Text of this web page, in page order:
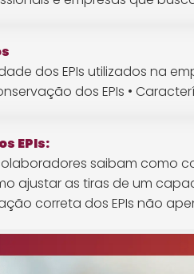
dos EPIs utilizados na
dos EPIs •
EPIs:
saibam como
ajustar as tiras de um
correta dos EPIs não